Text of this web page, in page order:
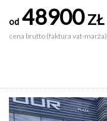
od 48900ZŁ
cena brutto (faktura vat-marża)